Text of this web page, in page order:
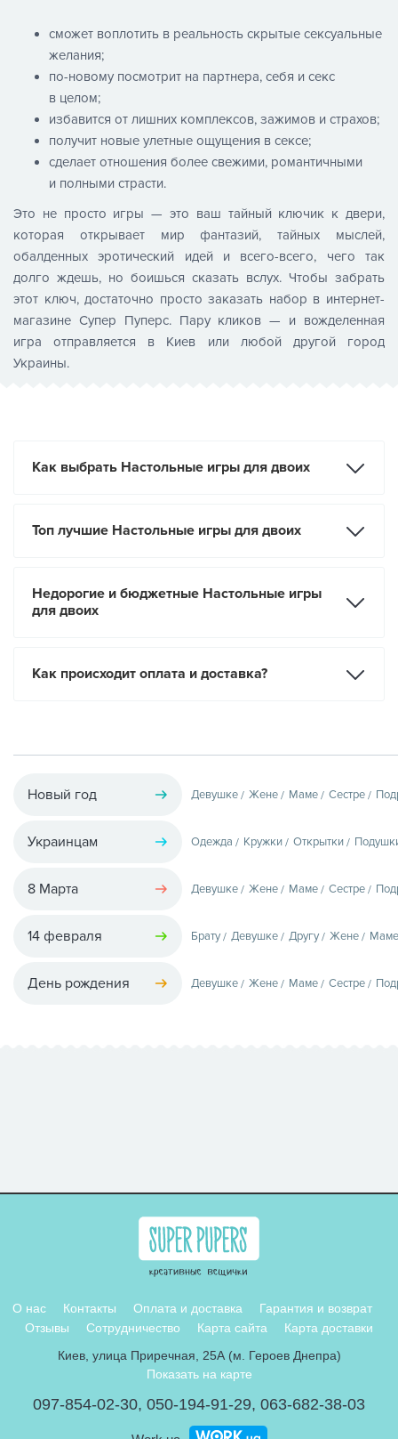
сможет воплотить в реальность скрытые сексуальные
желания;
по-новому посмотрит на партнера, себя и секс
в целом;
избавится от лишних комплексов, зажимов и страхов;
получит новые улетные ощущения в сексе;
сделает отношения более свежими, романтичными
и полными страсти.
Это не просто игры — это ваш тайный ключик к двери,
которая открывает мир фантазий, тайных мыслей,
обалденных эротический идей и всего-всего, чего так
долго ждешь, но боишься сказать вслух. Чтобы забрать
этот ключ, достаточно просто заказать набор в интернет-
магазине Супер Пуперс. Пару кликов — и вожделенная
игра отправляется в Киев или любой другой город
Украины.
Как выбрать Настольные игры для двоих
Топ лучшие Настольные игры для двоих
Недорогие и бюджетные Настольные игры
для двоих
Как происходит оплата и доставка?
Новый год Девушке Жене Маме Сестре
Украинцам Одежда Кружки Открытки
8 Марта Девушке Жене Маме Сестре
14 февраля Брату Девушке Другу Жене Маме
День рождения Девушке Жене Маме Сестре
О нас Контакты Оплата и доставка
Гарантия и возврат
Отзывы
Сотрудничество Карта сайта
Карта доставки
Киев, улица Приречная, 25А (м. Героев Днепра)
Показать на карте
097-854-02-30, 050-194-91-29, 063-682-38-03